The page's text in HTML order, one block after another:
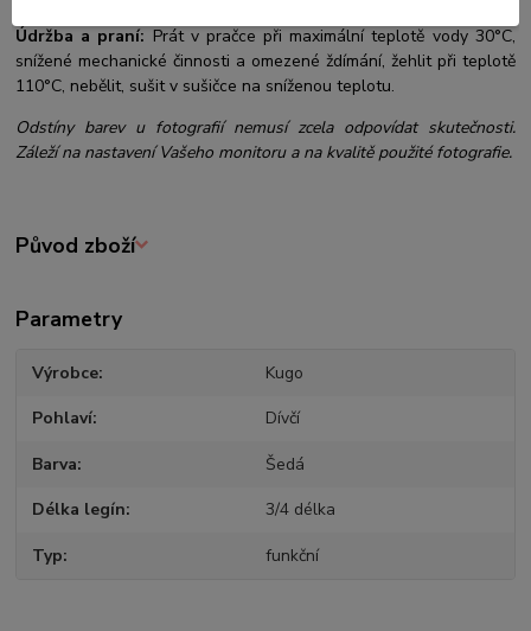
Údržba a praní: Prát v pračce při maximální teplotě vody 30°C,
snížené mechanické činnosti a omezené ždímání, žehlit při teplotě
110°C, nebělit, sušit v sušičce na sníženou teplotu.
Odstíny barev u fotografií nemusí zcela odpovídat skutečnosti.
Záleží na nastavení Vašeho monitoru a na kvalitě použité fotografie.
Původ zboží
Parametry
Výrobce Kugo
Pohlaví Dívčí
Barva Šedá
Délka legín 3/4 délka
Typ funkční